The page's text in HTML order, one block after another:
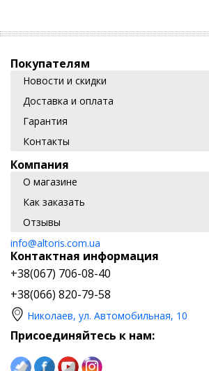
Покупателям
Новости и скидки
Доставка и оплата
Гарантия
Контакты
Компания
О магазине
Как заказать
Отзывы
info@altoris.com.ua
Контактная информация
+38(067) 706-08-40
+38(066) 820-79-58
Николаев, ул. Автомобильная, 10
Присоединяйтесь к нам: